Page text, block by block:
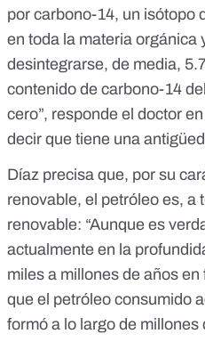
por carbono-14, un isótopo
en toda la materia orgánica
desintegrarse, de media,
contenido de carbono-14
cero”, responde el doctor
decir que tiene una
Díaz precisa que, por su
renovable, el petróleo es, a
renovable: “Aunque es
actualmente en la
miles a millones de años
que el petróleo consumido
formó a lo largo de millones